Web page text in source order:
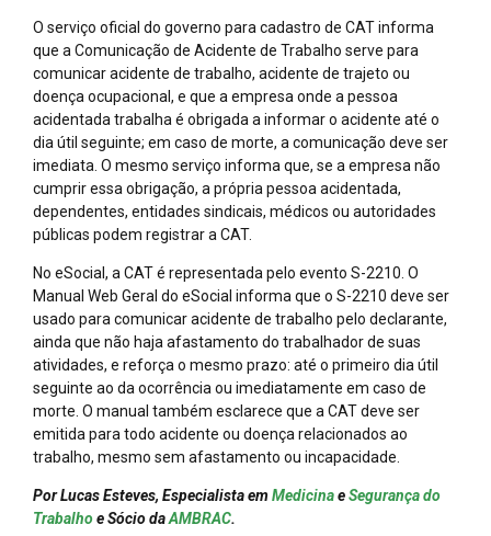
O serviço oficial do governo para cadastro de CAT informa
que a Comunicação de Acidente de Trabalho serve para
comunicar acidente de trabalho, acidente de trajeto ou
doença ocupacional, e que a empresa onde a pessoa
acidentada trabalha é obrigada a informar o acidente até o
dia útil seguinte; em caso de morte, a comunicação deve ser
imediata. O mesmo serviço informa que, se a empresa não
cumprir essa obrigação, a própria pessoa acidentada,
dependentes, entidades sindicais, médicos ou autoridades
públicas podem registrar a CAT.
No eSocial, a CAT é representada pelo evento S-2210. O
Manual Web Geral do eSocial informa que o S-2210 deve ser
usado para comunicar acidente de trabalho pelo declarante,
ainda que não haja afastamento do trabalhador de suas
atividades, e reforça o mesmo prazo: até o primeiro dia útil
seguinte ao da ocorrência ou imediatamente em caso de
morte. O manual também esclarece que a CAT deve ser
emitida para todo acidente ou doença relacionados ao
trabalho, mesmo sem afastamento ou incapacidade.
Por Lucas Esteves, Especialista emMedicinaeSegurança do
Trabalhoe Sócio daAMBRAC.